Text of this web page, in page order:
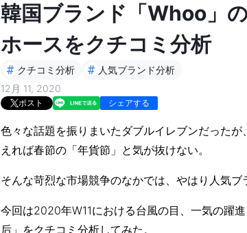
韓国ブランド「Whoo」
ホースをクチコミ分析
# クチコミ分析 # 人気ブランド分析
12月 11, 2020
ポスト シェアする
色々な話題を振りまいたダブルイレブンだった
えれば春節の「年貨節」と気が抜けない。
そんな苛烈な市場競争のなかでは、やはり人気
今回は2020年W11における台風の目、一気の躍
后」をクチコミ分析してみた。